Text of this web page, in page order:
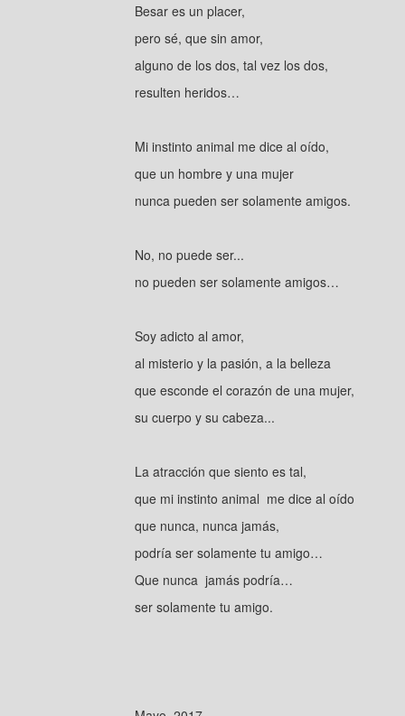
Besar es un placer,
pero sé, que sin amor,
alguno de los dos, tal vez los dos,
resulten heridos…
Mi instinto animal me dice al oído,
que un hombre y una mujer
nunca pueden ser solamente amigos.
No, no puede ser...
no pueden ser solamente amigos…
Soy adicto al amor,
al misterio y la pasión, a la belleza
que esconde el corazón de una mujer,
su cuerpo y su cabeza...
La atracción que siento es tal,
que mi instinto animal me dice al oído
que nunca, nunca jamás,
podría ser solamente tu amigo…
Que nunca jamás podría…
ser solamente tu amigo.